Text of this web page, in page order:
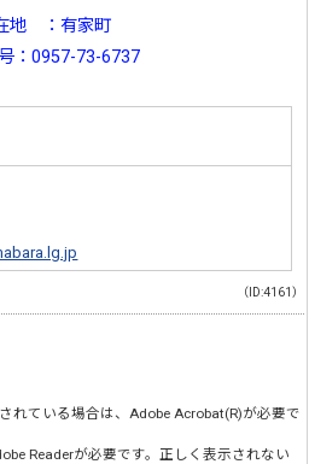
地 ：有家町
：0957-73-6737
（ID:4161）
れている場合は、Adobe Acrobat(R)が必要で
Readerが必要です。正しく表示されない